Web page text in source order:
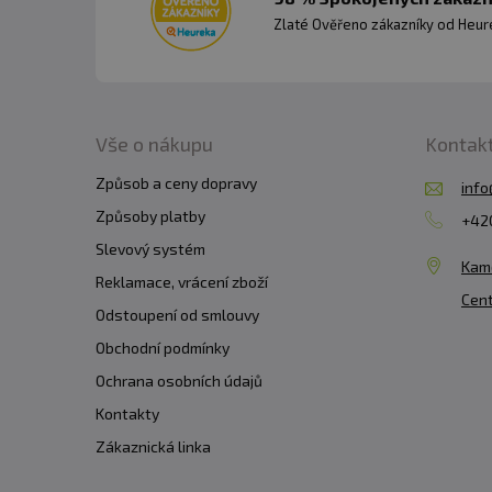
Zlaté Ověřeno zákazníky od
Vše o nákupu
Způsob a ceny dopravy
Způsoby platby
Slevový systém
Reklamace, vrácení zboží
Odstoupení od smlouvy
Obchodní podmínky
Ochrana osobních údajů
Kontakty
Zákaznická linka